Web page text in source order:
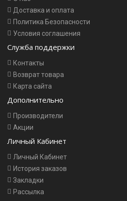
Доставка и оплата
Политика Безопасности
Условия соглашения
Служба поддержки
Контакты
Возврат товара
Карта сайта
Дополнительно
Производители
Акции
Личный Кабинет
Личный Кабинет
История заказов
Закладки
Рассылка